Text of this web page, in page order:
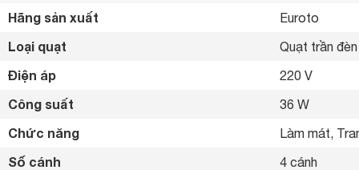
Hãng sản xuất Euroto
Loại quạt Quạt trần
Điện áp 220 V
Công suất 36 W
Chức năng Làm mát,
Số cánh 4 cánh